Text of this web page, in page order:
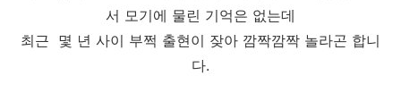
서 모기에 물린 기억은 없는데
최근 몇 년 사이 부쩍 출현이 잦아 깜짝깜짝 놀라곤 합니
다.